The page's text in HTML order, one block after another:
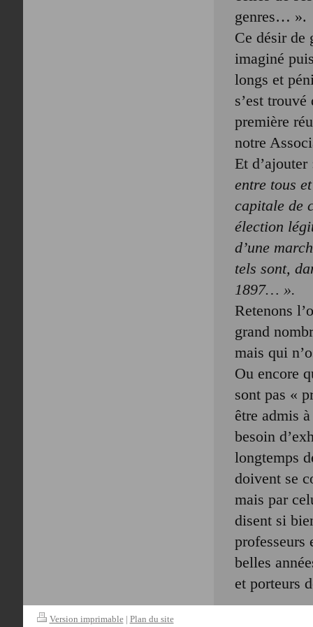
genres… ».
Ce désir de
imaginé
longs et
s’est
première
notre
Et
entre tous
capitale de
élection
d’une
tels sont,
1897… ».
Retenons
grand
mais qui
Ou encore
sont pas «
être admis
besoin
longtemps
doivent se
mais par
disent si
professeurs
belles
et porteurs
Version imprimable | Plan du site